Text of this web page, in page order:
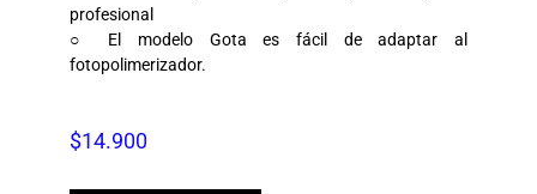
profesional
○ El modelo Gota es fácil de adaptar al
fotopolimerizador.
$14.900